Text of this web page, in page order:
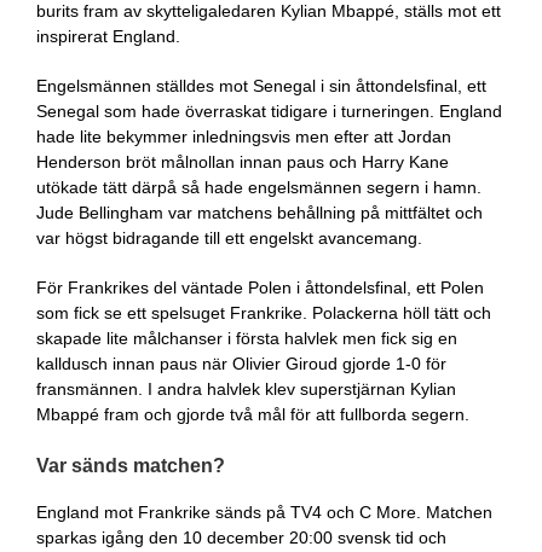
burits fram av skytteligaledaren Kylian Mbappé, ställs mot ett
inspirerat England.
Engelsmännen ställdes mot Senegal i sin åttondelsfinal, ett
Senegal som hade överraskat tidigare i turneringen. England
hade lite bekymmer inledningsvis men efter att Jordan
Henderson bröt målnollan innan paus och Harry Kane
utökade tätt därpå så hade engelsmännen segern i hamn.
Jude Bellingham var matchens behållning på mittfältet och
var högst bidragande till ett engelskt avancemang.
För Frankrikes del väntade Polen i åttondelsfinal, ett Polen
som fick se ett spelsuget Frankrike. Polackerna höll tätt och
skapade lite målchanser i första halvlek men fick sig en
kalldusch innan paus när Olivier Giroud gjorde 1-0 för
fransmännen. I andra halvlek klev superstjärnan Kylian
Mbappé fram och gjorde två mål för att fullborda segern.
Var sänds matchen?
England mot Frankrike sänds på TV4 och C More. Matchen
sparkas igång den 10 december 20:00 svensk tid och